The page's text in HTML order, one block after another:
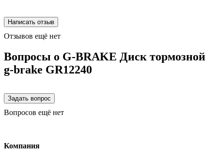
Отзывов ещё нет
Вопросы о G-BRAKE Диск тормозной
g-brake GR12240
Вопросов ещё нет
Компания